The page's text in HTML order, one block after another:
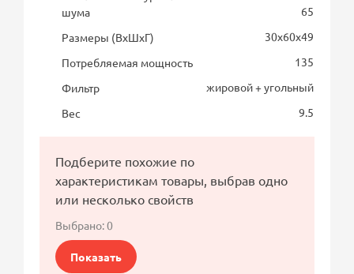
шума
65
Размеры (ВхШхГ)
30х60х49
Потребляемая мощность
135
Фильтр
жировой + угольный
Вес
9.5
Подберите похожие по
характеристикам товары, выбрав одно
или несколько свойств
Выбрано:0
Показать